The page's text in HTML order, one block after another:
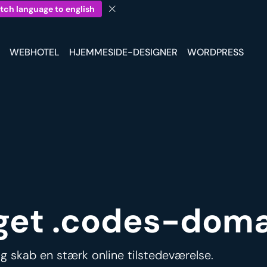
language to english
WEBHOTEL HJEMMESIDE-DESIGNER WORDPRESS
.codes-
skab en stærk online tilstedeværelse.